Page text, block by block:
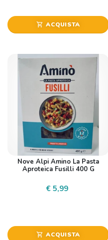
shopping_cart ACQUISTA
Nove Alpi Amino La Pasta
Aproteica Fusilli 400 G
€ 5,99
shopping_cart ACQUISTA